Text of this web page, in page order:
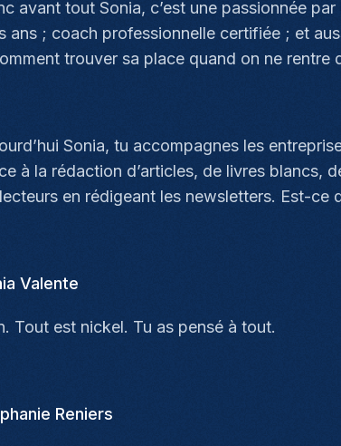
avant tout Sonia, c’est une passionnée
ans ; coach professionnelle certifiée ; et
trouver sa place quand on ne
Sonia, tu accompagnes les
à la rédaction d’articles, de livres blancs,
en rédigeant les newsletters. Est-ce
Valente
Tout est nickel. Tu as pensé à tout.
Reniers